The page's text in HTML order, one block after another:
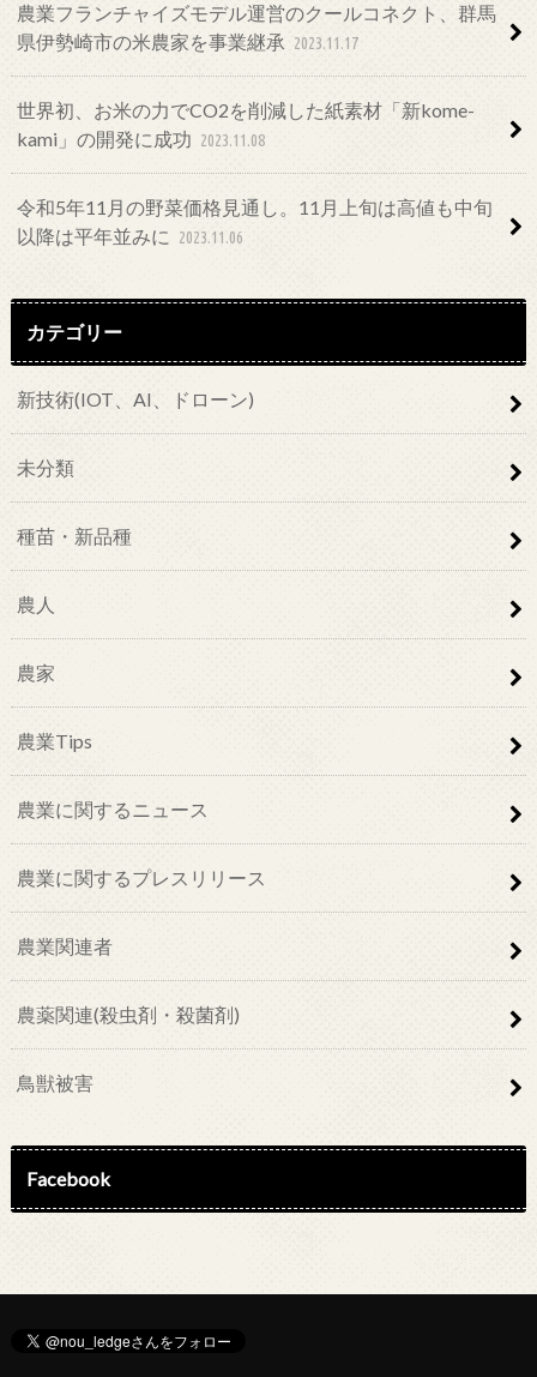
農業フランチャイズモデル運営のクールコネクト、群馬
県伊勢崎市の米農家を事業継承 2023.11.17
世界初、お米の力でCO2を削減した紙素材「新kome-
kami」の開発に成功 2023.11.08
令和5年11月の野菜価格見通し。11月上旬は高値も中旬
以降は平年並みに
2023.11.06
カテゴリー
新技術(IOT、AI、ドローン)
未分類
種苗・新品種
農人
農家
農業Tips
農業に関するニュース
農業に関するプレスリリース
農業関連者
農薬関連(殺虫剤・殺菌剤)
鳥獣被害
Facebook